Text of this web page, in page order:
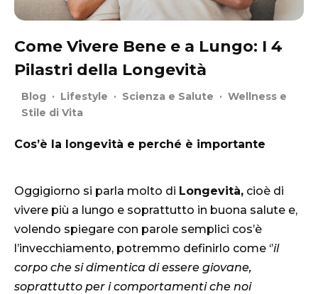
Come Vivere Bene e a Lungo: I 4
Pilastri della Longevità
Blog · Lifestyle · Scienza e Salute · Wellness e
Stile di Vita
Cos’è la longevità e perché è importante
Oggigiorno si parla molto di Longevità, cioè di
vivere più a lungo e soprattutto in buona salute e,
volendo spiegare con parole semplici cos’è
l’invecchiamento, potremmo definirlo come ‘’il
corpo che si dimentica di essere giovane,
soprattutto per i comportamenti che noi